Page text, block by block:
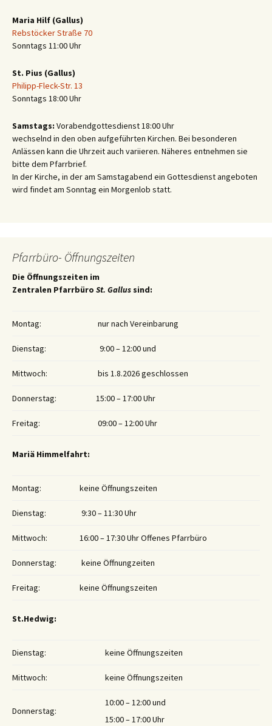
Maria Hilf (Gallus)
Rebstöcker Straße 70
Sonntags 11:00 Uhr
St. Pius (Gallus)
Philipp-Fleck-Str. 13
Sonntags 18:00 Uhr
Samstags: Vorabendgottesdienst 18:00 Uhr
wechselnd in den oben aufgeführten Kirchen. Bei besonderen
Anlässen kann die Uhrzeit auch variieren. Näheres entnehmen sie
bitte dem Pfarrbrief.
In der Kirche, in der am Samstagabend ein Gottesdienst angeboten
wird findet am Sonntag ein Morgenlob statt.
Pfarrbüro- Öffnungszeiten
Die Öffnungszeiten im
Zentralen Pfarrbüro St. Gallus sind:
Montag: nur nach Vereinbarung
Dienstag: 9:00 – 12:00 und
Mittwoch: bis 1.8.2026 geschlossen
Donnerstag: 15:00 – 17:00 Uhr
Freitag: 09:00 – 12:00 Uhr
Mariä Himmelfahrt:
Montag: keine Öffnungszeiten
Dienstag: 9:30 – 11:30 Uhr
Mittwoch: 16:00 – 17:30 Uhr Offenes Pfarrbüro
Donnerstag: keine Öffnungzeiten
Freitag: keine Öffnungszeiten
St.Hedwig:
Dienstag: keine Öffnungszeiten
Mittwoch: keine Öffnungszeiten
Donnerstag:
10:00 – 12:00 und
15:00 – 17:00 Uhr